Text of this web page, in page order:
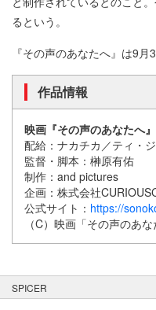
るという。
『その声のあなたへ』は9月
作品情報
映画『その声のあなたへ』
配給：ナカチカ／ティ・
監督・脚本：榊原有佑
制作：and pictures
企画：株式会社
公式サイト： https://
（C）映画「その声のあ
SPICER